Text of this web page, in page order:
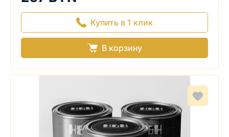
Купить в 1 клик
В корзину